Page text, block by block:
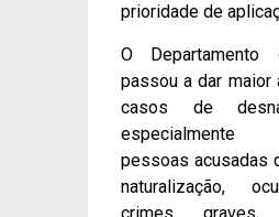
prioridade de
O Departamento
passou a dar maior
casos de
especialmente
pessoas acusadas
naturalização,
crimes graves,